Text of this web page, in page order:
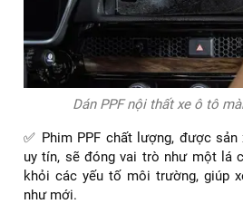
Dán PPF nội thất xe ô tô
✅ Phim PPF chất lượng, được
uy tín, sẽ đóng vai trò như một lá
khỏi các yếu tố môi trường, giúp
như mới.